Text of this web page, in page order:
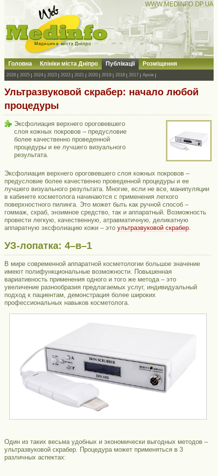
WWW.MEDINFO.DP.UA
Головна Клініки міста Дніпро Публікації Розміщення
2026 2025 2024 2023 2022 2021 2020 2019 2018 2017 Архів
Ультразвуковой скрабер: начало любой
процедуры
Эксфолиация верхнего ороговевшего
слоя кожных покровов – предусловие
более качественно проведенной
процедуры и ее лучшего визуального
результата.
Эксфолиация верхнего ороговевшего слоя кожных покровов –
предусловие более качественно проведенной процедуры и ее
лучшего визуального результата. Многие, если не все, манипуляции
в кабинете косметолога начинаются с применения легкого
поверхностного пилинга. Это может быть как ручной способ –
гоммаж, скраб, энзимное средство, так и аппаратный. Возможность
провести легкую, качественную, атравматичную, деликатную
аппаратную эксфолиацию кожи – это ультразвуковой скрабер.
УЗ-лопатка: 4–в–1
В мире современной аппаратной косметологии большое значение
имеют полифункциональные возможности. Повышенная
вариативность применения одного и того же метода – это
увеличение разнообразия предлагаемых услуг, индивидуальный
подход к пациентам, демонстрация более широких
профессиональных навыков косметолога.
Один из таких весьма удобных и экономически выгодных методов –
ультразвуковой скрабер. Процедура может применяться в 3
различных аспектах: